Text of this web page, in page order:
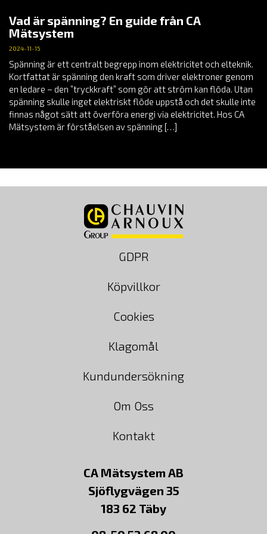
Vad är spänning? En guide från CA
Mätsystem
2024-11-15
Spänning är ett centralt begrepp inom elektricitet och elteknik.
Kortfattat är spänning den kraft som driver elektroner genom
en ledare – den ”tryckkraft” som gör att ström kan flöda. Utan
spänning skulle inget elektriskt flöde uppstå och det skulle inte
finnas något sätt att överföra energi via elektricitet. Hos CA
Mätsystem är förståelsen av spänning […]
GDPR
Köpvillkor
Cookies
Klagomål
Kundundersökning
Om Oss
Kontakt
CA Mätsystem AB
Sjöflygvägen 35
183 62 Täby